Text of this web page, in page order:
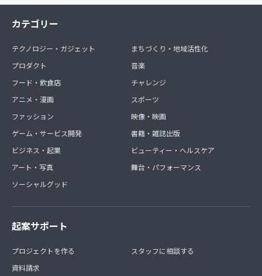
カテゴリー
テクノロジー・ガジェット
プロダクト
フード・飲食店
アニメ・漫画
ファッション
ゲーム・サービス開発
ビジネス・起業
アート・写真
ソーシャルグッド
まちづくり・地域活性化
音楽
チャレンジ
スポーツ
映像・映画
書籍・雑誌出版
ビューティー・ヘルスケア
舞台・パフォーマンス
起案サポート
プロジェクトを作る
資料請求
スタッフに相談する